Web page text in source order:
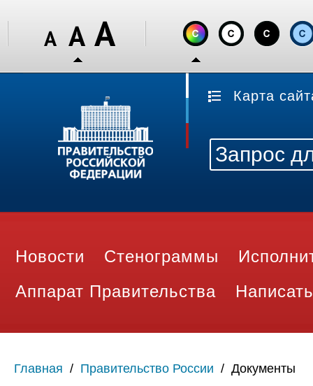
Карта
Новости Стенограммы
Аппарат Правительства
Главная / Правительство России / Документы